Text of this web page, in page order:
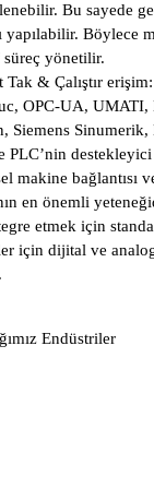
Bu sayede
yapılabilir. Böylece
süreç yönetilir.
& Çalıştır erişim:
OPC-UA,
Siemens
PLC’nin
makine bağlantısı
en önemli
etmek için
için dijital ve
Endüstriler